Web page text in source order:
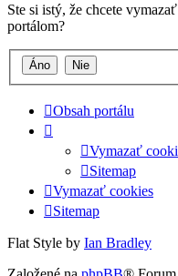
Ste si istý, že chcete
portálom?
Obsah portálu
Vymazať
Sitemap
Vymazať cookies
Sitemap
Flat Style by Ian Bradley